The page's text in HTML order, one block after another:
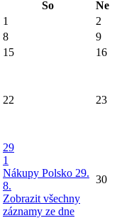
So
Ne
1
2
8
9
15 16
22 23
29
1
Nákupy Polsko 29.
8.
Zobrazit všechny
záznamy ze dne
30